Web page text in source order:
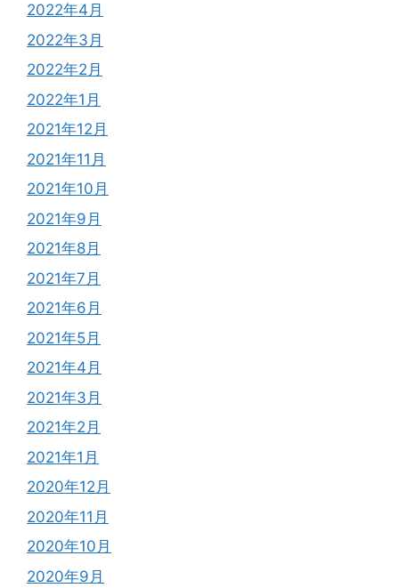
2022年4月
2022年3月
2022年2月
2022年1月
2021年12月
2021年11月
2021年10月
2021年9月
2021年8月
2021年7月
2021年6月
2021年5月
2021年4月
2021年3月
2021年2月
2021年1月
2020年12月
2020年11月
2020年10月
2020年9月